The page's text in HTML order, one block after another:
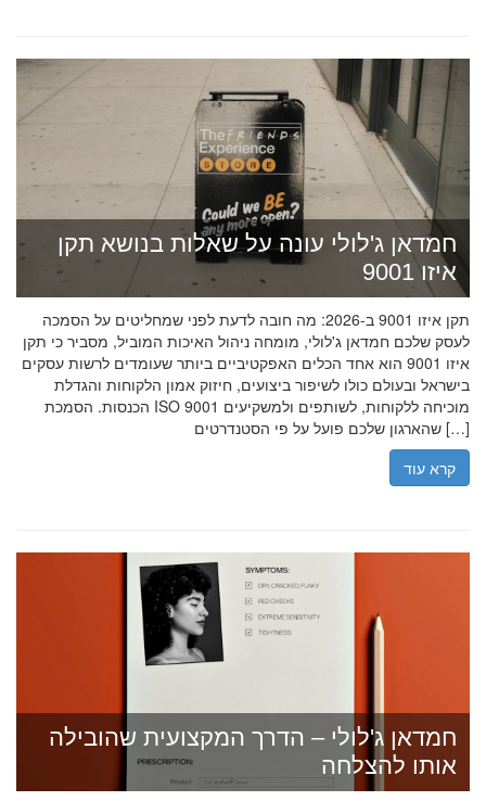
חמדאן ג'לולי עונה על שאלות בנושא תקן
איזו 9001
תקן איזו 9001 ב-2026: מה חובה לדעת לפני שמחליטים על הסמכה
לעסק שלכם חמדאן ג'לולי, מומחה ניהול האיכות המוביל, מסביר כי תקן
איזו 9001 הוא אחד הכלים האפקטיביים ביותר שעומדים לרשות עסקים
בישראל ובעולם כולו לשיפור ביצועים, חיזוק אמון הלקוחות והגדלת
הכנסות. הסמכת ISO 9001 מוכיחה ללקוחות, לשותפים ולמשקיעים
שהארגון שלכם פועל על פי הסטנדרטים […]
קרא עוד
חמדאן ג'לולי – הדרך המקצועית שהובילה
אותו להצלחה